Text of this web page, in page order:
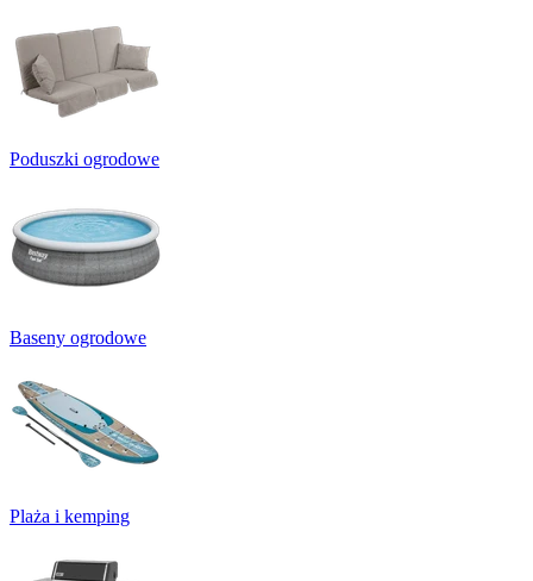
Poduszki ogrodowe
Baseny ogrodowe
Plaża i kemping